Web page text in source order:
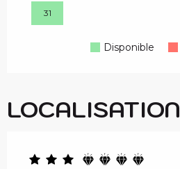
31
Disponible
LOCALISATION